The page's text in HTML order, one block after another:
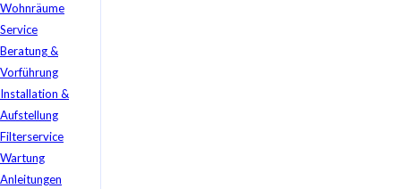
Wohnräume
Service
Beratung &
Vorführung
Installation &
Aufstellung
Filterservice
Wartung
Anleitungen